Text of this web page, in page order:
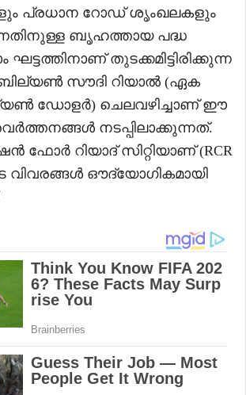
പ്രധാന റോഡ് ശൃംഖലകളും
ബൃഹത്തായ പദ്ധ
ഘട്ടത്തിനാണ് തുടക്കമിട്ടിരിക്കുന്ന
സൗദി റിയാൽ (ഏക
ഡോളർ) ചെലവഴിച്ചാണ് ഈ
നടപ്പിലാക്കുന്നത്.
ഫോർ റിയാദ് സിറ്റിയാണ് (RCR
വിവരങ്ങൾ ഔദ്യോഗികമായി